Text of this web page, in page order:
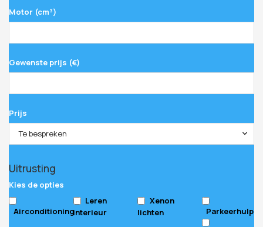
Motor (cm³)
Gewenste prijs (€)
Prijs
Te bespreken
Your
Website *
Uitrusting
Kies de opties
Airconditioning
Leren
interieur
Xenon
lichten
Parkeerhulp